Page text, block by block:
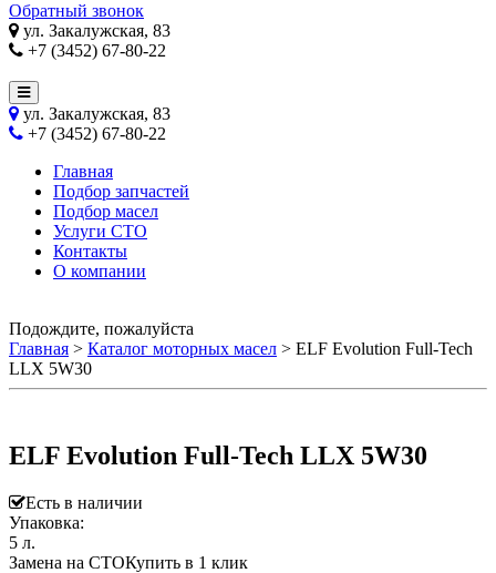
Обратный звонок
ул. Закалужская, 83
+7 (3452) 67-80-22
ул. Закалужская, 83
+7 (3452) 67-80-22
Главная
Подбор запчастей
Подбор масел
Услуги СТО
Контакты
О компании
Подождите, пожалуйста
Главная > Каталог моторных масел > ELF Evolution Full-Tech
LLX 5W30
ELF Evolution Full-Tech LLX 5W30
Есть в наличии
Упаковка:
5 л.
Замена на СТОКупить в 1 клик